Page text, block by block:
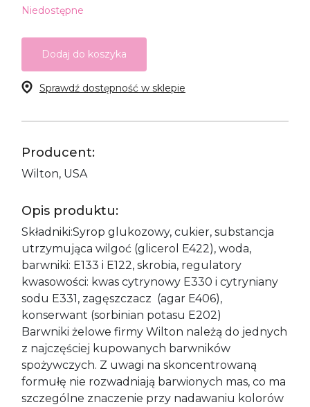
Niedostępne
Dodaj do koszyka
Sprawdź dostępność w sklepie
Producent:
Wilton, USA
Opis produktu:
Składniki:Syrop glukozowy, cukier, substancja
utrzymująca wilgoć (glicerol E422), woda,
barwniki: E133 i E122, skrobia, regulatory
kwasowości: kwas cytrynowy E330 i cytryniany
sodu E331, zagęszczacz (agar E406),
konserwant (sorbinian potasu E202)
Barwniki żelowe firmy Wilton należą do jednych
z najczęściej kupowanych barwników
spożywczych. Z uwagi na skoncentrowaną
formułę nie rozwadniają barwionych mas, co ma
szczególne znaczenie przy nadawaniu kolorów